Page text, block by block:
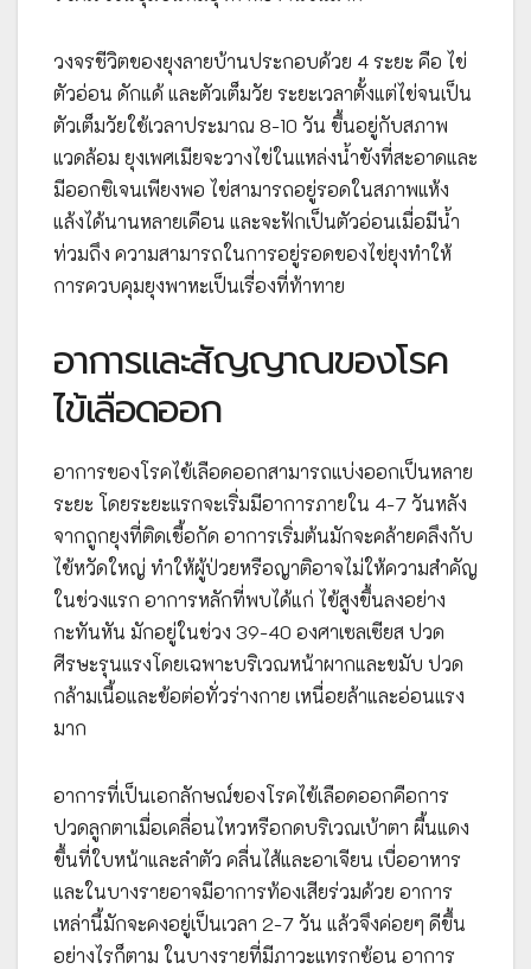
วงจรชีวิตของยุงลายบ้านประกอบด้วย 4 ระยะ คือ ไข่
ตัวอ่อน ดักแด้ และตัวเต็มวัย ระยะเวลาตั้งแต่ไข่จนเป็น
ตัวเต็มวัยใช้เวลาประมาณ 8-10 วัน ขึ้นอยู่กับสภาพ
แวดล้อม ยุงเพศเมียจะวางไข่ในแหล่งน้ำขังที่สะอาดและ
มีออกซิเจนเพียงพอ ไข่สามารถอยู่รอดในสภาพแห้ง
แล้งได้นานหลายเดือน และจะฟักเป็นตัวอ่อนเมื่อมีน้ำ
ท่วมถึง ความสามารถในการอยู่รอดของไข่ยุงทำให้
การควบคุมยุงพาหะเป็นเรื่องที่ท้าทาย
อาการและสัญญาณของโรค
ไข้เลือดออก
อาการของโรคไข้เลือดออกสามารถแบ่งออกเป็นหลาย
ระยะ โดยระยะแรกจะเริ่มมีอาการภายใน 4-7 วันหลัง
จากถูกยุงที่ติดเชื้อกัด อาการเริ่มต้นมักจะคล้ายคลึงกับ
ไข้หวัดใหญ่ ทำให้ผู้ป่วยหรือญาติอาจไม่ให้ความสำคัญ
ในช่วงแรก อาการหลักที่พบได้แก่ ไข้สูงขึ้นลงอย่าง
กะทันหัน มักอยู่ในช่วง 39-40 องศาเซลเซียส ปวด
ศีรษะรุนแรงโดยเฉพาะบริเวณหน้าผากและขมับ ปวด
กล้ามเนื้อและข้อต่อทั่วร่างกาย เหนื่อยล้าและอ่อนแรง
มาก
อาการที่เป็นเอกลักษณ์ของโรคไข้เลือดออกคือการ
ปวดลูกตาเมื่อเคลื่อนไหวหรือกดบริเวณเบ้าตา ผื้นแดง
ขึ้นที่ใบหน้าและลำตัว คลื่นไส้และอาเจียน เบื่ออาหาร
และในบางรายอาจมีอาการท้องเสียร่วมด้วย อาการ
เหล่านี้มักจะคงอยู่เป็นเวลา 2-7 วัน แล้วจึงค่อยๆ ดีขึ้น
อย่างไรก็ตาม ในบางรายที่มีภาวะแทรกซ้อน อาการ